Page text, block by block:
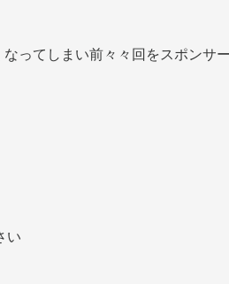
ってしまい前々々回をスポンサ
い